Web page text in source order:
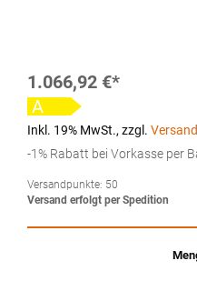
1.066,92 €
A
Inkl. 19% MwSt., zzgl.
-1% Rabatt bei Vorkasse per
Versandpunkte: 50
Versand erfolgt per Spedition